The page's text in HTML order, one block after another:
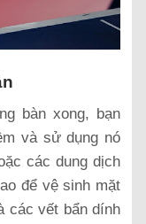
bàn xong, bạn
và sử dụng nó
các dung dịch
để vệ sinh mặt
các vết bẩn dính